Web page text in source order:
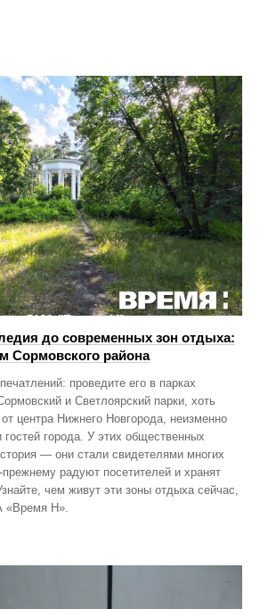
до современных зон отдыха:
Сормовского района
проведите его в парках
и Светлоярский парки, хоть
центра Нижнего Новгорода, неизменно
города. У этих общественных
— они стали свидетелями многих
радуют посетителей и хранят
чем живут эти зоны отдыха сейчас,
«Время Н».